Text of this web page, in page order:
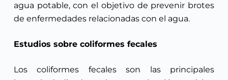
agua potable, con el objetivo de prevenir brotes
de enfermedades relacionadas con el agua.
Estudios sobre coliformes fecales
Los coliformes fecales son las principales